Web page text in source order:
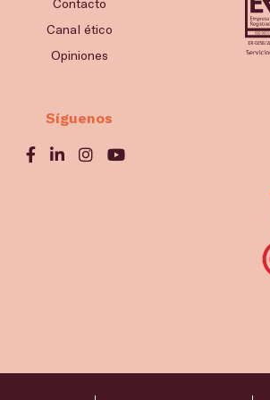
Contacto
Canal ético
Opiniones
Síguenos